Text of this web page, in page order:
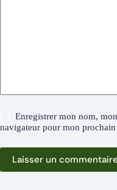
Enregistrer mon nom,
navigateur pour mon
Laisser un commentaire